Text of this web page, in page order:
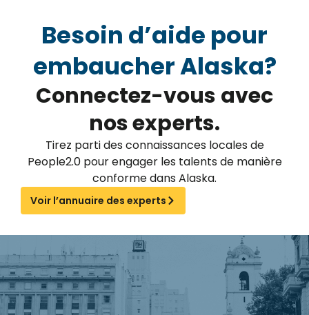
Besoin d’aide pour
embaucher Alaska?
Connectez-vous avec
nos experts.
Tirez parti des connaissances locales de
People2.0 pour engager les talents de manière
conforme dans Alaska.
Voir l’annuaire des experts